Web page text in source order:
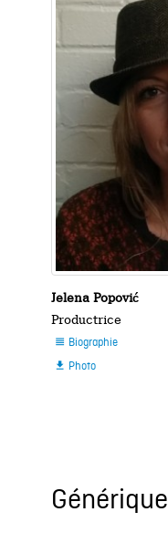
Jelena Popović
Productrice
 Biographie
 Photo
Générique